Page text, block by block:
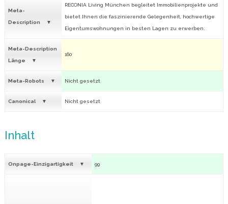
Meta-
Description
RECONIA Living München begleitet Immobilienprojekte und
bietet Ihnen die faszinierende Gelegenheit, hochwertige
Eigentumswohnungen in besten Lagen zu erwerben.
Meta-Description
Länge
160
Meta-Robots Nicht gesetzt
Canonical Nicht gesetzt
Inhalt
Onpage-Einzigartigkeit 99